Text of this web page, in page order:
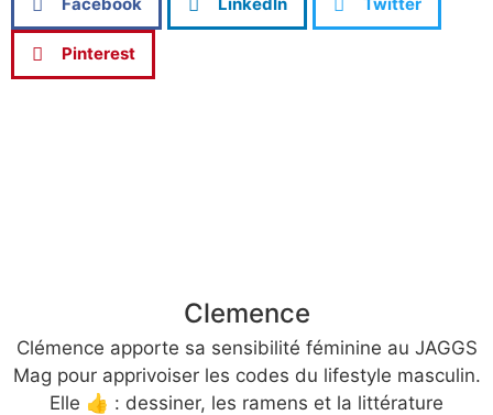
Pinterest
Clemence
Clémence apporte sa sensibilité féminine au JAGGS
Mag pour apprivoiser les codes du lifestyle masculin.
Elle 👍 : dessiner, les ramens et la littérature